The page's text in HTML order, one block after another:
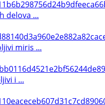
delova ...
miris ...
i ...